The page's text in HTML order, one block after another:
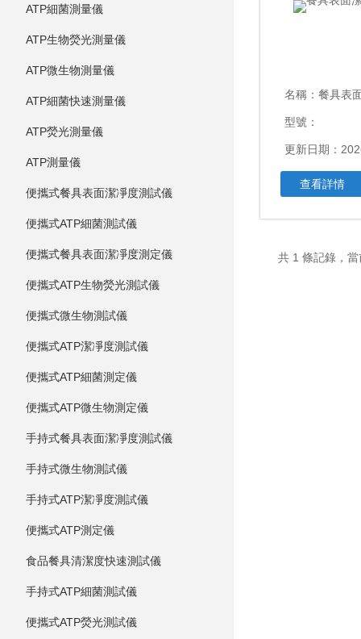
ATP細菌測量儀
ATP生物熒光測量儀
ATP微生物測量儀
ATP細菌快速測量儀
ATP熒光測量儀
ATP測量儀
便攜式餐具表面潔凈度測試儀
便攜式ATP細菌測試儀
便攜式餐具表面潔凈度測定儀
便攜式ATP生物熒光測試儀
便攜式微生物測試儀
便攜式ATP潔凈度測試儀
便攜式ATP細菌測定儀
便攜式ATP微生物測定儀
手持式餐具表面潔凈度測試儀
手持式微生物測試儀
手持式ATP潔凈度測試儀
便攜式ATP測定儀
食品餐具清潔度快速測試儀
手持式ATP細菌測試儀
便攜式ATP熒光測試儀
名稱： 餐具表
型號：
更新日期：
查看詳情
共 1 條記錄，